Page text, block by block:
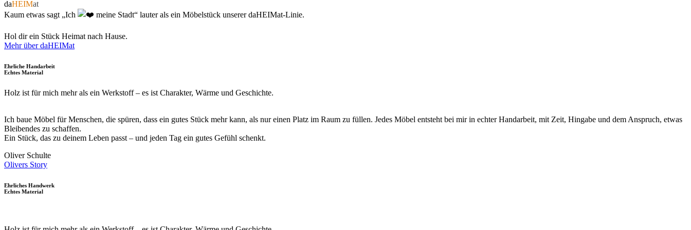
daHEIMat
Kaum etwas sagt „Ich
meine Stadt“ lauter als ein Möbelstück unserer daHEIMat-Linie.
Hol dir ein Stück Heimat nach Hause.
Mehr über daHEIMat
Ehrliche Handarbeit
Echtes Material
Holz ist für mich mehr als ein Werkstoff – es ist Charakter, Wärme und Geschichte.
Ich baue Möbel für Menschen, die spüren, dass ein gutes Stück mehr kann, als nur einen Platz im Raum zu füllen. Jedes Möbel entsteht bei mir in echter Handarbeit, mit Zeit, Hingabe und dem Anspruch, etwas
Bleibendes zu schaffen.
Ein Stück, das zu deinem Leben passt – und jeden Tag ein gutes Gefühl schenkt.
Oliver Schulte
Olivers Story
Ehrliches Handwerk
Echtes Material